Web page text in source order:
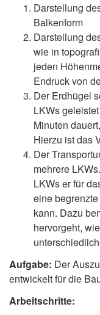
Darstellung
Balkenform
Darstellung
wie in
jeden
Endruck von
Der Erdhügel
LKWs
Minuten
Hierzu ist das
Der
mehrere
LKWs er für
eine
kann. Dazu
hervorgeht,
Aufgabe: Der
entwickelt für die
Arbeitschritte: